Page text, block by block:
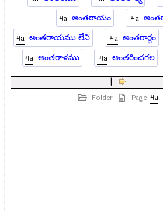
అంతరాయం
అంతరాయము లేని
అంతరార్ధం
అంతరాళము
అంతరించగల
Folder
Page